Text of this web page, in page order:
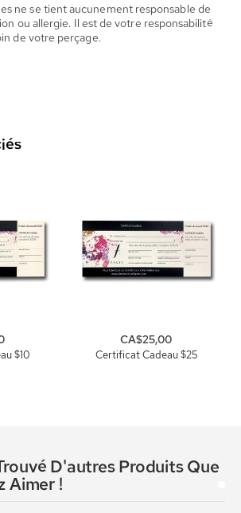
ne se tient aucunement responsable de
ou allergie. Il est de votre responsabilité
de votre perçage.
$10 Certificat Cadeau $25
CA$25,00
D'autres Produits Que
Aimer !